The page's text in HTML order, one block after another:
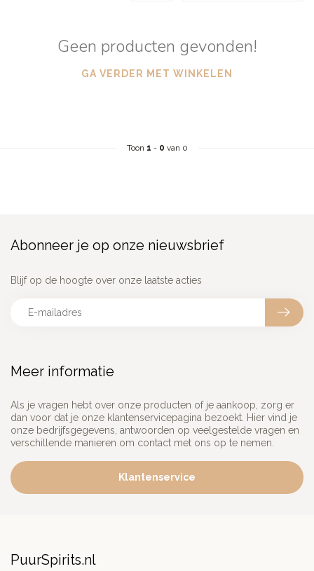
Geen producten gevonden!
GA VERDER MET WINKELEN
Toon 1 - 0 van 0
Meer informatie
Als je vragen hebt over onze producten of je aankoop, zorg er
dan voor dat je onze klantenservicepagina bezoekt. Hier vind je
onze bedrijfsgegevens, antwoorden op veelgestelde vragen en
verschillende manieren om contact met ons op te nemen.
Klantenservice
Abonneer je op onze nieuwsbrief
Blijf op de hoogte over onze laatste acties
PuurSpirits.nl